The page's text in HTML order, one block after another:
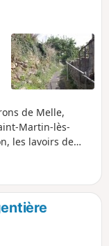
de Melle,
Martin-lès-
les lavoirs de
Gagemont.
(cf. rubrique